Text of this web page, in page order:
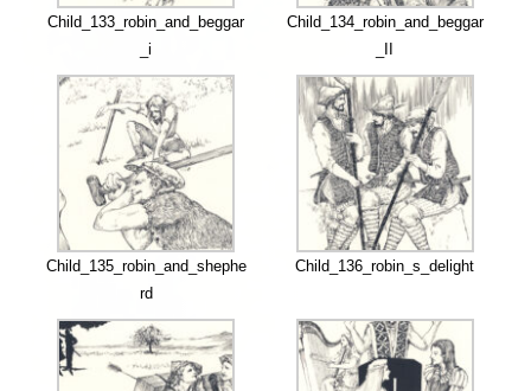
Child_133_robin_and_beggar
_i
Child_134_robin_and_beggar
Child_135_robin_and_shephe
rd
Child_136_robin_s_delight